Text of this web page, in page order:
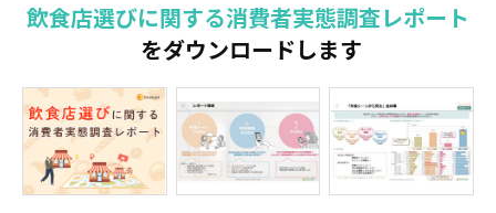
飲食店選びに関する消費者実態調査レポート
をダウンロードします